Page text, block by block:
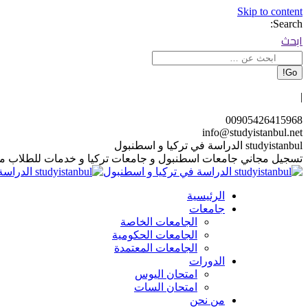
Skip to content
Search:
ابحث
|
00905426415968
info@studyistanbul.net
studyistanbul الدراسة في تركيا و اسطنبول
تسجيل مجاني جامعات اسطنبول و جامعات تركيا و خدمات للطلاب
الرئيسية
جامعات
الجامعات الخاصة
الجامعات الحكومية
الجامعات المعتمدة
الدورات
امتحان اليوس
امتحان السات
من نحن